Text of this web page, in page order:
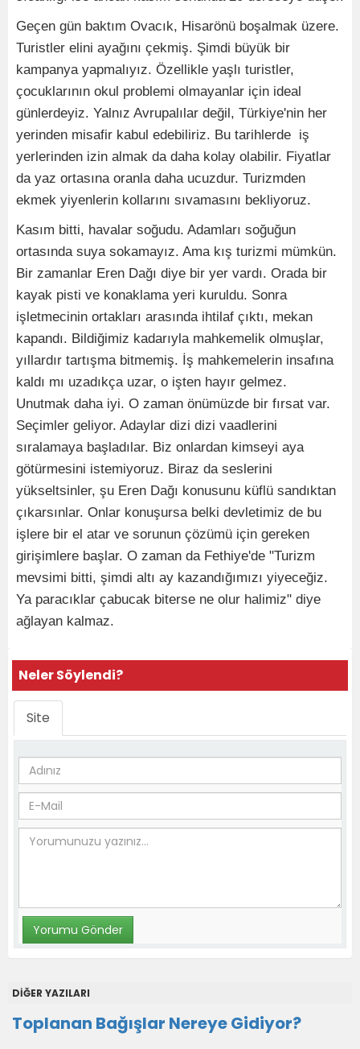
Geçen gün baktım Ovacık, Hisarönü boşalmak üzere.
Turistler elini ayağını çekmiş. Şimdi büyük bir
kampanya yapmalıyız. Özellikle yaşlı turistler,
çocuklarının okul problemi olmayanlar için ideal
günlerdeyiz. Yalnız Avrupalılar değil, Türkiye'nin her
yerinden misafir kabul edebiliriz. Bu tarihlerde iş
yerlerinden izin almak da daha kolay olabilir. Fiyatlar
da yaz ortasına oranla daha ucuzdur. Turizmden
ekmek yiyenlerin kollarını sıvamasını bekliyoruz.
Kasım bitti, havalar soğudu. Adamları soğuğun
ortasında suya sokamayız. Ama kış turizmi mümkün.
Bir zamanlar Eren Dağı diye bir yer vardı. Orada bir
kayak pisti ve konaklama yeri kuruldu. Sonra
işletmecinin ortakları arasında ihtilaf çıktı, mekan
kapandı. Bildiğimiz kadarıyla mahkemelik olmuşlar,
yıllardır tartışma bitmemiş. İş mahkemelerin insafına
kaldı mı uzadıkça uzar, o işten hayır gelmez.
Unutmak daha iyi. O zaman önümüzde bir fırsat var.
Seçimler geliyor. Adaylar dizi dizi vaadlerini
sıralamaya başladılar. Biz onlardan kimseyi aya
götürmesini istemiyoruz. Biraz da seslerini
yükseltsinler, şu Eren Dağı konusunu küflü sandıktan
çıkarsınlar. Onlar konuşursa belki devletimiz de bu
işlere bir el atar ve sorunun çözümü için gereken
girişimlere başlar. O zaman da Fethiye'de "Turizm
mevsimi bitti, şimdi altı ay kazandığımızı yiyeceğiz.
Ya paracıklar çabucak biterse ne olur halimiz" diye
ağlayan kalmaz.
Neler Söylendi?
Site
DİĞER YAZILARI
Toplanan Bağışlar Nereye Gidiyor?